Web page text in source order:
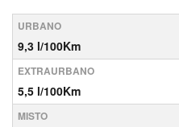
URBANO
9,3 l/100Km
EXTRAURBANO
5,5 l/100Km
MISTO